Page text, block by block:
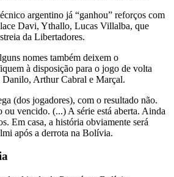
argentino já “ganhou” reforços com
Davi, Ythallo, Lucas Villalba, que
da Libertadores.
nomes também deixem o
à disposição para o jogo de volta
Arthur Cabral e Marçal.
(dos jogadores), com o resultado não.
ou vencido. (...) A série está aberta. Ainda
Em casa, a história obviamente será
após a derrota na Bolívia.